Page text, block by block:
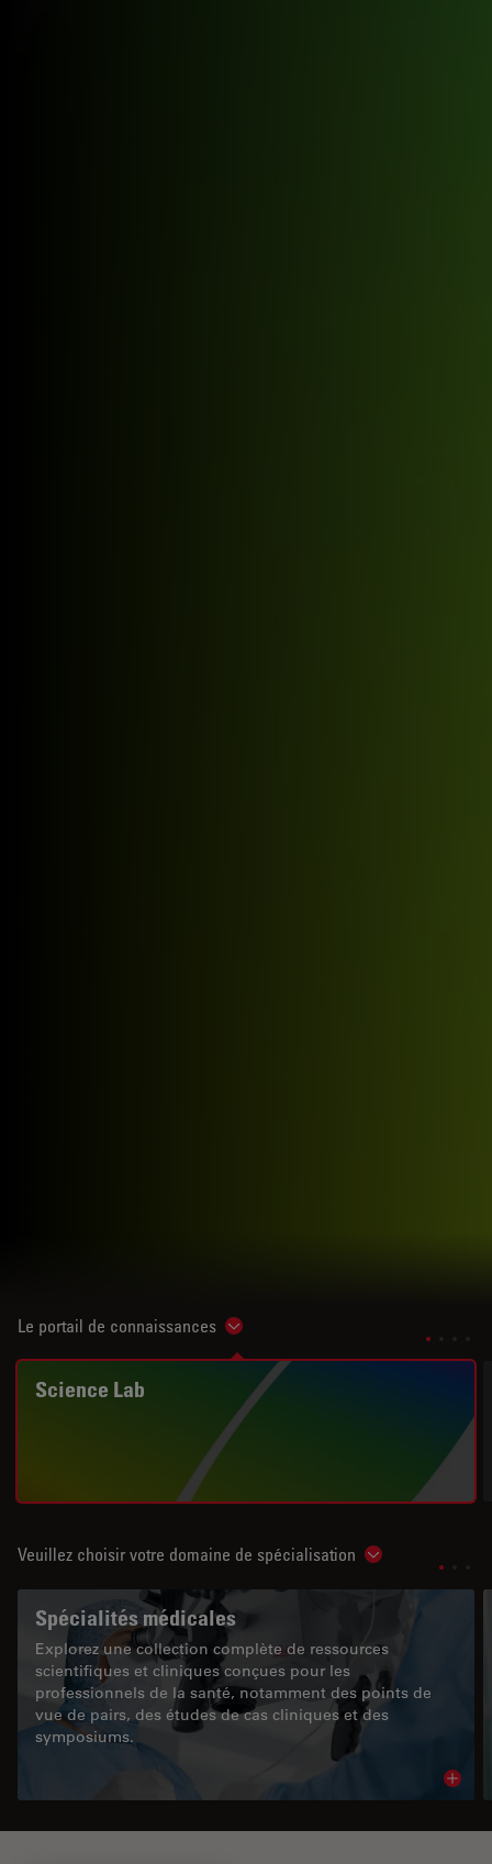
Le portail de connaissances Show subnavigation
Science Lab
Veuillez choisir votre domaine de spécialisation Show
Spécialités médicales
Explorez une collection complète de ressources
scientifiques et cliniques conçues pour les
professionnels de la santé, notamment des points de
vue de pairs, des études de cas cliniques et des
symposiums.